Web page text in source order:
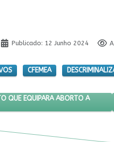
Publicado: 12 Junho 2024
CFEMEA
DE PROJETO QUE EQUIPARA
QUE EQUIPARA ABORTO A